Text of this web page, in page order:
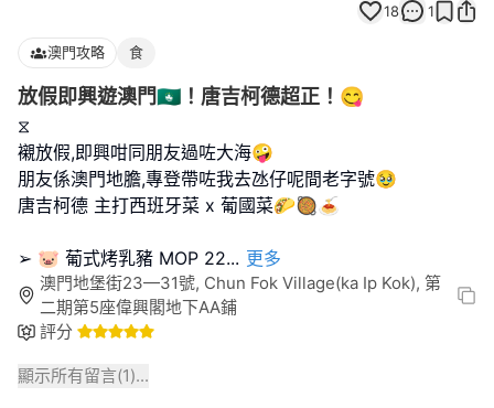
18 1
澳門攻略 食
放假即興遊澳門🇲🇴！唐吉柯德超正！😋
⧖
襯放假,即興咁同朋友過咗大海🤪
朋友係澳門地膽,專登帶咗我去氹仔呢間老字號🥹
唐吉柯德 主打西班牙菜 x 葡國菜🌮🥘🍝
➢ 🐷 葡式烤乳豬 MOP 22... 更多
澳門地堡街23—31號, Chun Fok Village(ka Ip Kok), 第
二期第5座偉興閣地下AA鋪
評分
顯示所有留言(1)...